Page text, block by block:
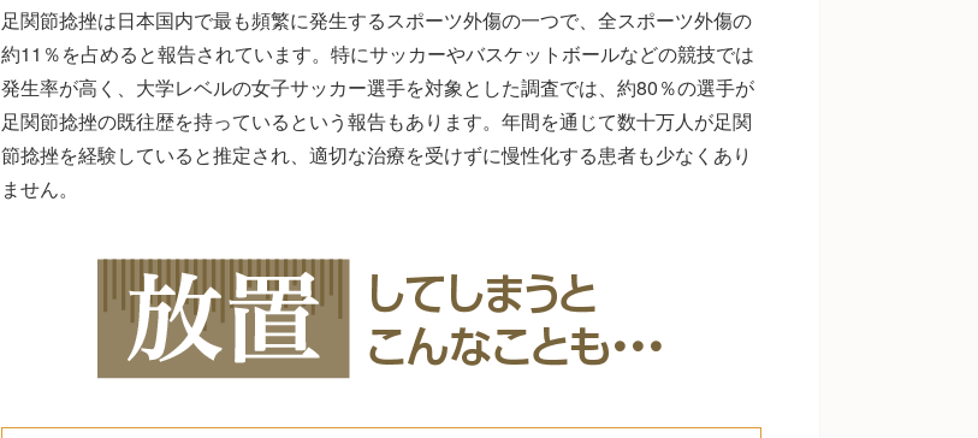
足関節捻挫は日本国内で最も頻繁に発生するスポーツ外傷の一つで、全スポーツ外傷の
約11％を占めると報告されています。特にサッカーやバスケットボールなどの競技では
発生率が高く、大学レベルの女子サッカー選手を対象とした調査では、約80％の選手が
足関節捻挫の既往歴を持っているという報告もあります。年間を通じて数十万人が足関
節捻挫を経験していると推定され、適切な治療を受けずに慢性化する患者も少なくあり
ません。